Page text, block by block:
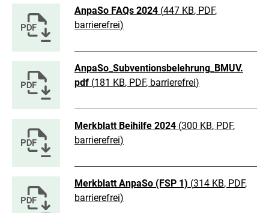
AnpaSo FAQs 2024 (447 KB, PDF,
barrierefrei)
AnpaSo_Subventionsbelehrung_BMUV.
pdf (181 KB, PDF, barrierefrei)
Merkblatt Beihilfe 2024 (300 KB, PDF,
barrierefrei)
Merkblatt AnpaSo (FSP 1) (314 KB, PDF,
barrierefrei)